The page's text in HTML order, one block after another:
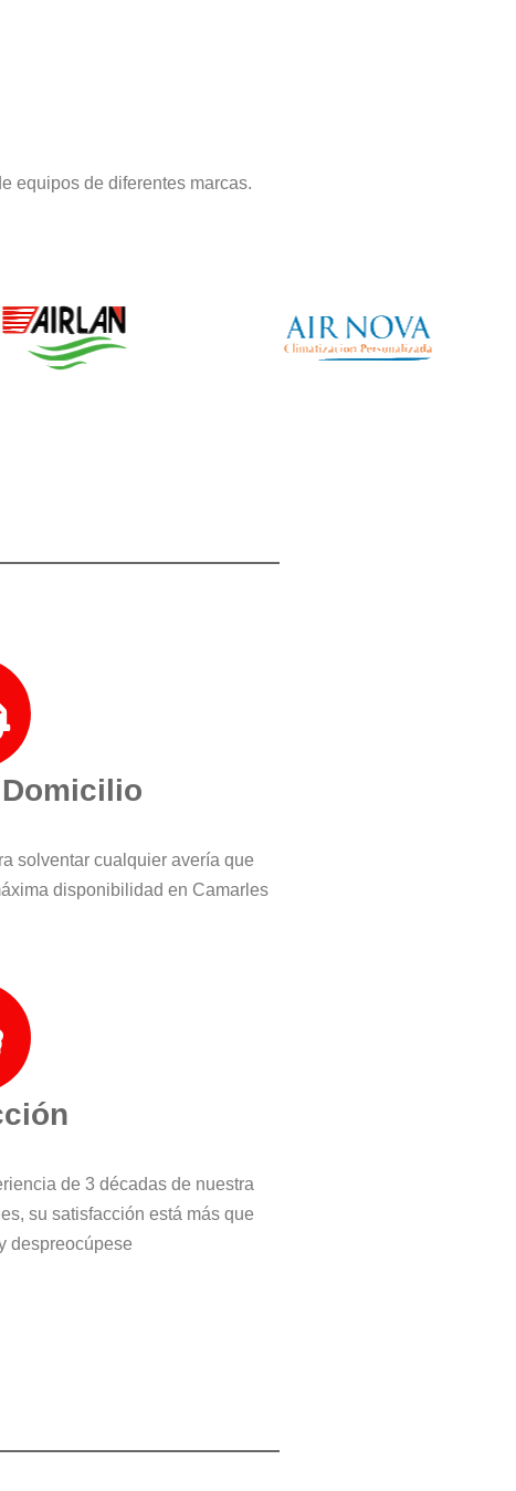
equipos de diferentes marcas.
solventar cualquier avería que
disponibilidad en Camarles
de 3 décadas de nuestra
su satisfacción está más que
despreocúpese